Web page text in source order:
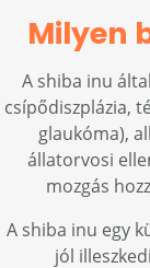
Milyen
A shiba inu
csípődiszplázia,
glaukóma),
állatorvosi
mozgás
A shiba inu egy
jól